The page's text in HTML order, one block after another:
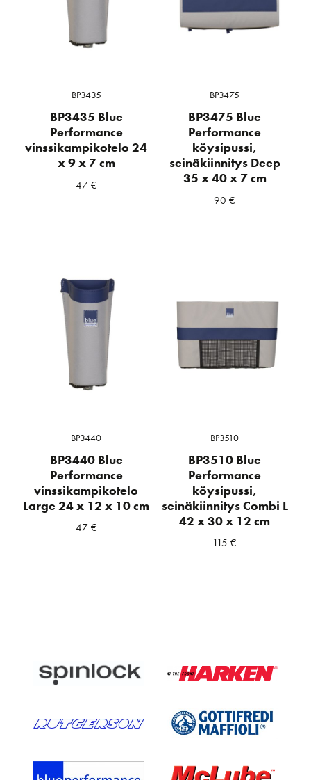
BP3435
BP3435 Blue
Performance
vinssikampikotelo 24
x 9 x 7 cm
47 €
BP3475
BP3475 Blue
Performance
köysipussi,
seinäkiinnitys Deep
35 x 40 x 7 cm
90€
BP3440
BP3440 Blue
Performance
vinssikampikotelo
Large 24 x 12 x 10 cm
47 €
BP3510
BP3510 Blue
Performance
köysipussi,
seinäkiinnitys Combi L
42 x 30 x 12 cm
115€